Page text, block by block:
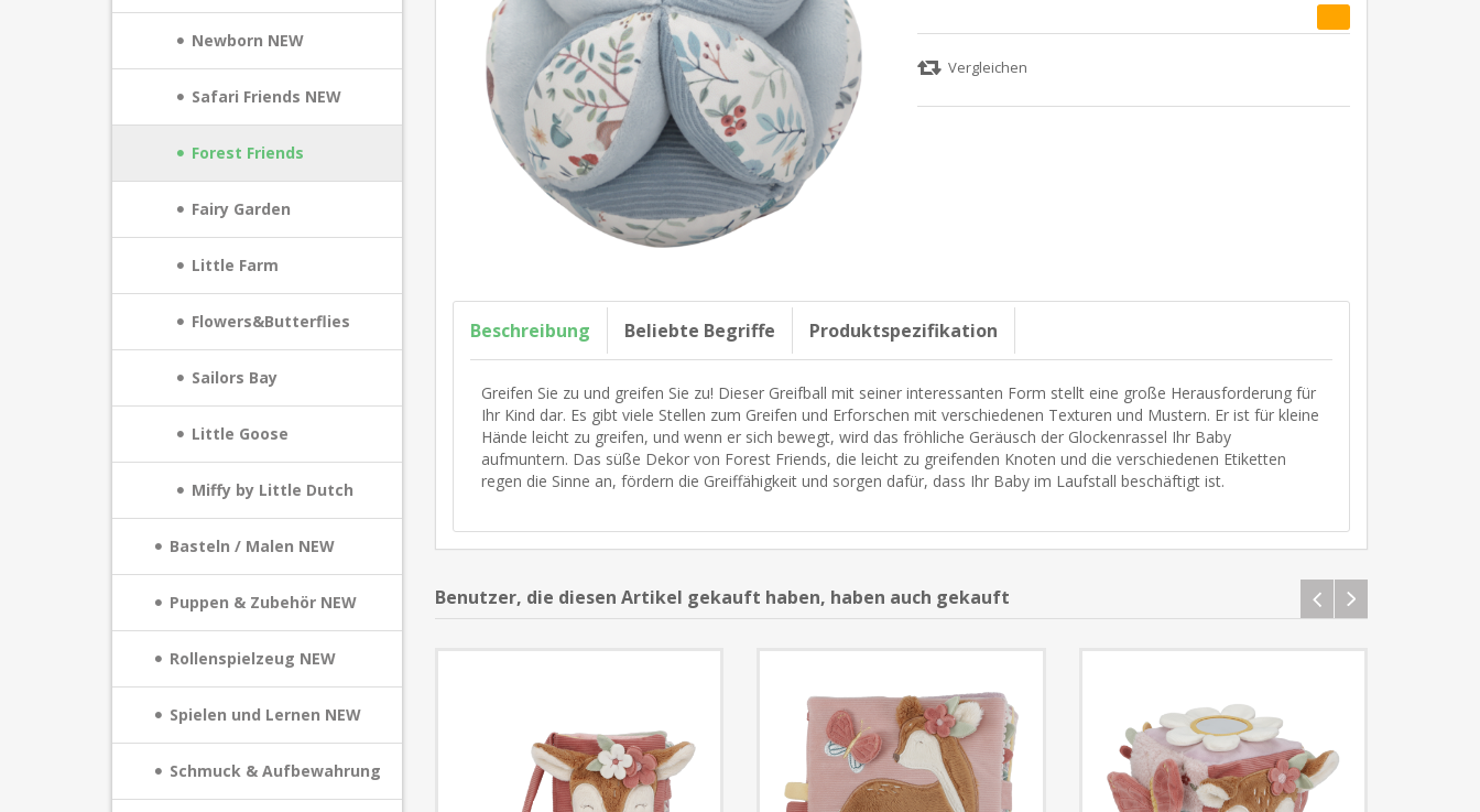
Newborn NEW
Safari Friends NEW
Forest Friends
Fairy Garden
Little Farm
Flowers&Butterflies
Sailors Bay
Little Goose
Miffy by Little Dutch
Basteln / Malen NEW
Puppen & Zubehör NEW
Rollenspielzeug NEW
Spielen und Lernen NEW
Schmuck & Aufbewahrung
Beschreibung Beliebte Begriffe Produktspezifikation
Greifen Sie zu und greifen Sie zu! Dieser Greifball mit seiner interessanten Form stellt eine große Herausforderung für
Ihr Kind dar. Es gibt viele Stellen zum Greifen und Erforschen mit verschiedenen Texturen und Mustern. Er ist für kleine
Hände leicht zu greifen, und wenn er sich bewegt, wird das fröhliche Geräusch der Glockenrassel Ihr Baby
aufmuntern. Das süße Dekor von Forest Friends, die leicht zu greifenden Knoten und die verschiedenen Etiketten
regen die Sinne an, fördern die Greiffähigkeit und sorgen dafür, dass Ihr Baby im Laufstall beschäftigt ist.
Benutzer, die diesen Artikel gekauft haben, haben auch gekauft